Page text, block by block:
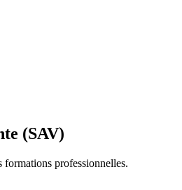
(SAV)
professionnelles.